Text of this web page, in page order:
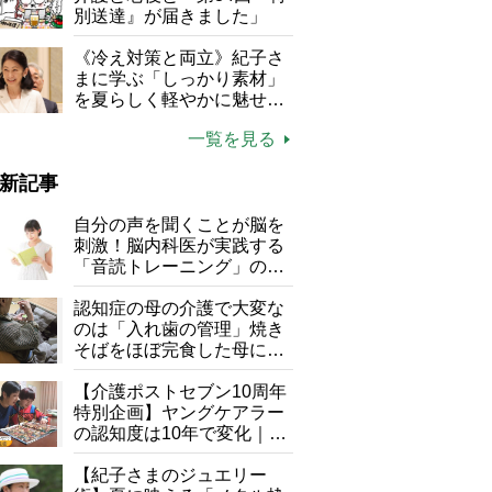
別送達』が届きました」
《冷え対策と両立》紀子さ
まに学ぶ「しっかり素材」
を夏らしく軽やかに魅せる
一覧を見る
記事
自分の声を聞くことが脳を
刺激！脳内科医が実践する
「音読トレーニング」の極
意
認知症の母の介護で大変な
のは「入れ歯の管理」焼き
そばをほぼ完食した母に息
子が血の気が引いた理由
【介護ポストセブン10周年
特別企画】ヤングケアラー
の認知度は10年で変化｜流
行語大賞にノミネート、法
律にも明記されたが果たし
【紀子さまのジュエリー